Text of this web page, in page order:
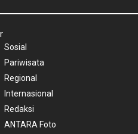
Sosial
Pariwisata
Regional
Internasional
Redaksi
ANTARA Foto